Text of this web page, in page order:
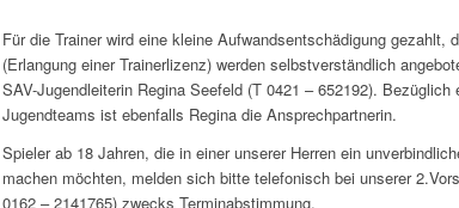
Für die Trainer wird eine kleine Aufwandsentschädigung gezahlt,
(Erlangung einer Trainerlizenz) werden selbstverständlich
SAV-Jugendleiterin Regina Seefeld (T 0421 – 652192).
Jugendteams ist ebenfalls Regina die Ansprechpartnerin.
Spieler ab 18 Jahren, die in einer unserer Herren ein
machen möchten, melden sich bitte telefonisch bei unserer
0162 – 2141765) zwecks Terminabstimmung.